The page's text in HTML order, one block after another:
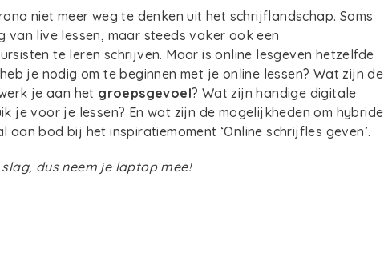
niet meer weg te denken uit het schrijflandschap. Soms
live lessen, maar steeds vaker ook een
te leren schrijven. Maar is online lesgeven hetzelfde
je nodig om te beginnen met je online lessen? Wat zijn de
je aan het groepsgevoel? Wat zijn handige digitale
je voor je lessen? En wat zijn de mogelijkheden om hybride
aan bod bij het inspiratiemoment ‘Online schrijfles geven’.
dus neem je laptop mee!